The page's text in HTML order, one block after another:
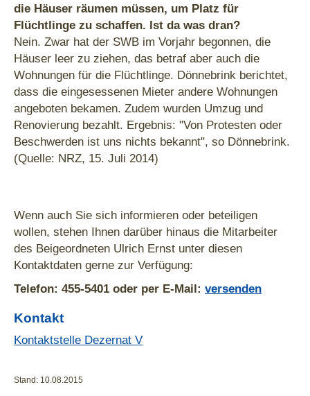
die Häuser räumen müssen, um Platz für
Flüchtlinge zu schaffen. lst da was dran?
Nein. Zwar hat der SWB im Vorjahr begonnen, die
Häuser leer zu ziehen, das betraf aber auch die
Wohnungen für die Flüchtlinge. Dönnebrink berichtet,
dass die eingesessenen Mieter andere Wohnungen
angeboten bekamen. Zudem wurden Umzug und
Renovierung bezahlt. Ergebnis: "Von Protesten oder
Beschwerden ist uns nichts bekannt", so Dönnebrink.
(Quelle: NRZ, 15. Juli 2014)
Wenn auch Sie sich informieren oder beteiligen
wollen, stehen Ihnen darüber hinaus die Mitarbeiter
des Beigeordneten Ulrich Ernst unter diesen
Kontaktdaten gerne zur Verfügung:
Telefon: 455-5401 oder per E-Mail: versenden
Kontakt
Kontaktstelle Dezernat V
Stand: 10.08.2015